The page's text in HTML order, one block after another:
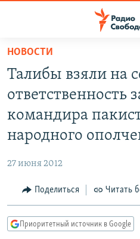
упрощенного
доступа
основному
содержанию
Вернутся
навигации
Вернутся
ПРОГРАММЫ
IDEL.РЕАЛИИ
КАВКАЗ.РЕАЛИИ
НОВОСТИ
Талибы взяли на
ответственность
командира
народного
27 июня 2012
Поделиться Читать
Приоритетный источник в Google